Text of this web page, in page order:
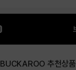
BUCKAROO 추천상품